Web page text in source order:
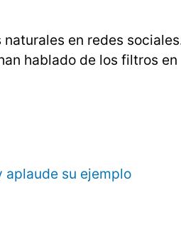
en redes
hablado de los filtros en
aplaude su ejemplo